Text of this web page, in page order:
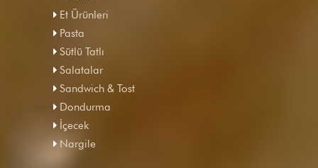
Et Ürünleri
Pasta
Sütlü Tatlı
Salatalar
Sandwich & Tost
Dondurma
İçecek
Nargile